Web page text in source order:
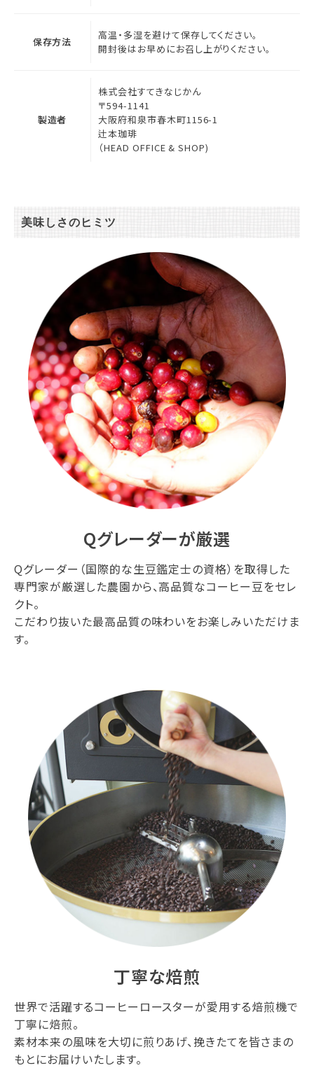
保存方法
高温・多湿を避けて保存してください。
開封後はお早めにお召し上がりください。
製造者
株式会社すてきなじかん
〒594-1141
大阪府和泉市春木町1156-1
辻本珈琲
（HEAD OFFICE & SHOP)
美味しさのヒミツ
Qグレーダーが厳選
Qグレーダー（国際的な生豆鑑定士の資格）を取得した
専門家が厳選した農園から、高品質なコーヒー豆をセレ
クト。
こだわり抜いた最高品質の味わいをお楽しみいただけま
す。
丁寧な焙煎
世界で活躍するコーヒーロースターが愛用する焙煎機で
丁寧に焙煎。
素材本来の風味を大切に煎りあげ、挽きたてを皆さまの
もとにお届けいたします。